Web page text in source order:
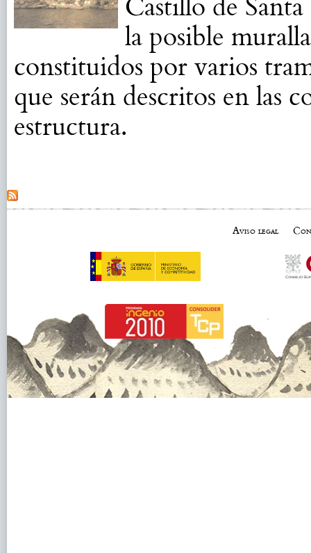
Castillo de
la posible
constituidos por varios
que serán descritos en las
estructura.
Aviso legal